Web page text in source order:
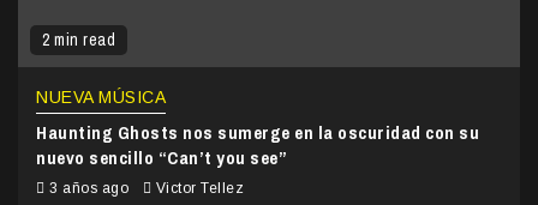
2 min read
NUEVA MÚSICA
Haunting Ghosts nos sumerge en la oscuridad con su
nuevo sencillo “Can’t you see”
3 años ago Victor Tellez